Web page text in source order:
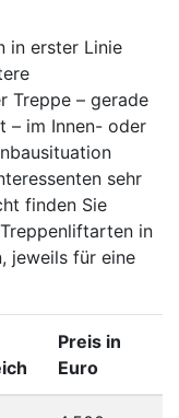
in erster Linie
Treppe – gerade
– im Innen- oder
sehr
finden Sie
in
jeweils für eine
Preis in
Euro